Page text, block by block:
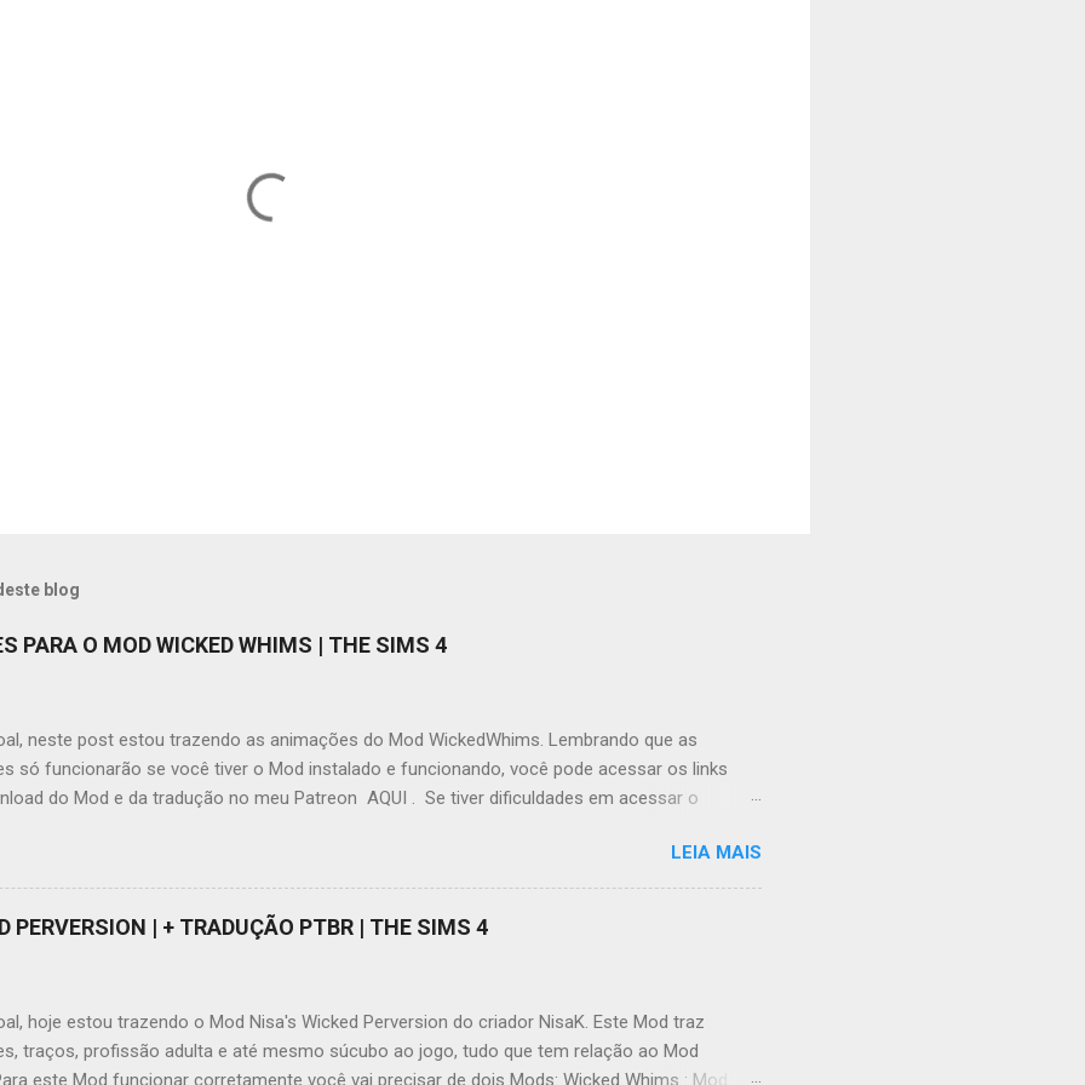
blog
PARA O MOD WICKED WHIMS | THE SIMS 4
neste post estou trazendo as animações do Mod WickedWhims. Lembrando que as
só funcionarão se você tiver o Mod instalado e funcionando, você pode acessar os links
do Mod e da tradução no meu Patreon AQUI . Se tiver dificuldades em acessar o
não obriga o usuário a baixar animações, ele por si só possui algumas animações
é bem limitado quanto aos locais e quantidade, mas atende aos jogadores que não
espaço para novas animações. Eu atualizei todas as animações, tem algumas que eu
pura nostalgia, elas ainda estão funcionando e deixei separadas caso vocês não queiram
criador do Mod. Eu não baixe...
LEIA MAIS
PERVERSION | + TRADUÇÃO PTBR | THE SIMS 4
hoje estou trazendo o Mod Nisa's Wicked Perversion do criador NisaK. Este Mod traz
traços, profissão adulta e até mesmo súcubo ao jogo, tudo que tem relação ao Mod
este Mod funcionar corretamente você vai precisar de dois Mods: Wicked Whims : Mod